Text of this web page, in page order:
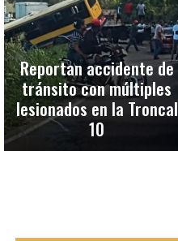
Reportan accidente de
tránsito con múltiples
lesionados en la Troncal
10